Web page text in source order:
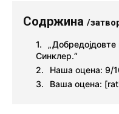
Содржина /
Синклер.“
Наша оцена: 9/
Ваша оцена: